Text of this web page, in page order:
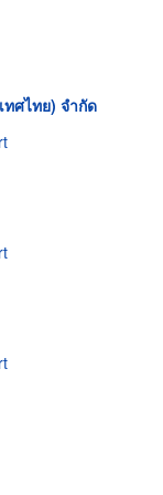
ศไทย) จำกัด